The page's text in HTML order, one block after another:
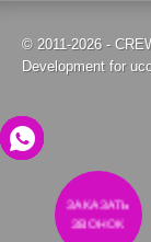
© 2011-2026 -
Development for